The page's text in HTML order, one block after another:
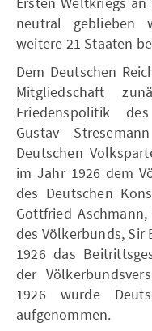
neutral geblieben
weitere 21 Staaten
Dem Deutschen
Mitgliedschaft
Friedenspolitik
Gustav
Deutschen
im Jahr 1926 dem
des Deutschen
Gottfried
des Völkerbunds, Sir
1926 das
der
1926 wurde
aufgenommen.